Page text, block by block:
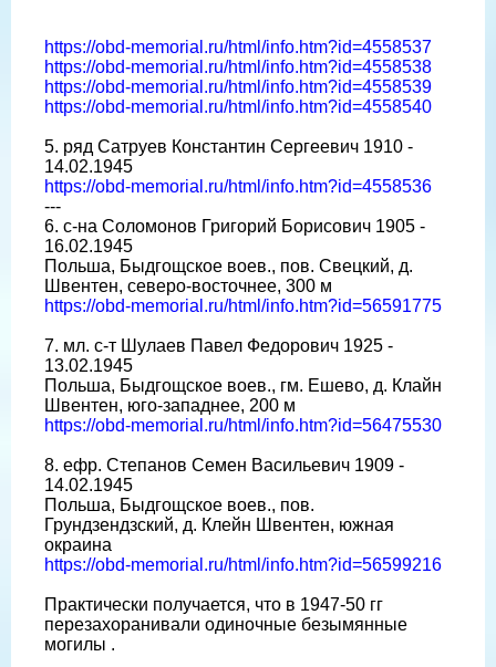
https://obd-memorial.ru/html/info.htm?id=4558537
https://obd-memorial.ru/html/info.htm?id=4558538
https://obd-memorial.ru/html/info.htm?id=4558539
https://obd-memorial.ru/html/info.htm?id=4558540
5. ряд Сатруев Константин Сергеевич 1910 -
14.02.1945
https://obd-memorial.ru/html/info.htm?id=4558536
---
6. с-на Соломонов Григорий Борисович 1905 -
16.02.1945
Польша, Быдгощское воев., пов. Свецкий, д.
Швентен, северо-восточнее, 300 м
https://obd-memorial.ru/html/info.htm?id=56591775
7. мл. с-т Шулаев Павел Федорович 1925 -
13.02.1945
Польша, Быдгощское воев., гм. Ешево, д. Клайн
Швентен, юго-западнее, 200 м
https://obd-memorial.ru/html/info.htm?id=56475530
8. ефр. Степанов Семен Васильевич 1909 -
14.02.1945
Польша, Быдгощское воев., пов.
Грундзендзский, д. Клейн Швентен, южная
окраина
https://obd-memorial.ru/html/info.htm?id=56599216
Практически получается, что в 1947-50 гг
перезахоранивали одиночные безымянные
могилы .